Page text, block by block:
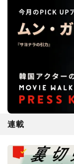
連載